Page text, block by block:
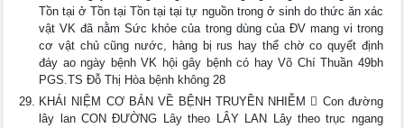
Tồn tại ở Tồn tại Tồn tại tại tự nguồn trong ở sinh do thức ăn xác
vật VK đã nằm Sức khỏe của trong dùng của ĐV mang vi trong
cơ vật chủ cũng nước, hàng bị rus hay thể chờ co quyết định
đáy ao ngày bệnh VK hội gây bệnh có hay Võ Chí Thuần 49bh
PGS.TS Đỗ Thị Hòa bệnh không 28
KHÁI NIỆM CƠ BẢN VỀ BỆNH TRUYỀN NHIỄM  Con đường
lây lan CON ĐƯỜNG Lây theo LÂY LAN Lây theo trục ngang